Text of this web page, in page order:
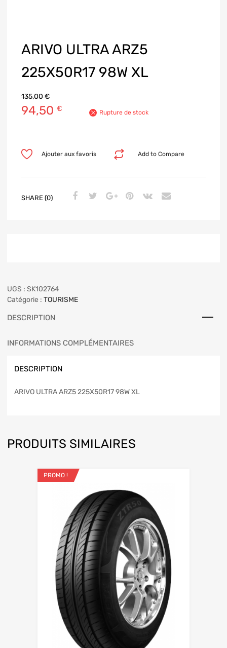
ARIVO ULTRA ARZ5
225X50R17 98W XL
135,00€
94,50 € Rupture de stock
Add to Compare
Ajouter aux favoris
SHARE (0)
UGS : SK102764
Catégorie : TOURISME
DESCRIPTION
INFORMATIONS COMPLÉMENTAIRES
DESCRIPTION
ARIVO ULTRA ARZ5 225X50R17 98W XL
PRODUITS SIMILAIRES
PROMO !